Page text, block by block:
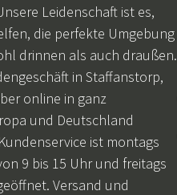
Leidenschaft ist es,
die perfekte Umgebung
drinnen als auch draußen.
in Staffanstorp,
online in ganz
und Deutschland
ist montags
9 bis 15 Uhr und freitags
Versand und